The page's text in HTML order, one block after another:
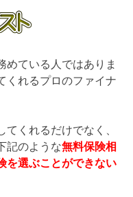
めている人ではありま
くれるプロのファイナ
くれるだけでなく、
記のような無料保険相
を選ぶことができない